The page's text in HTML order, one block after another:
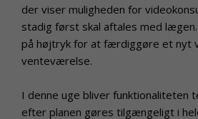
der viser muligheden for
stadig først skal aftales med
på højtryk for at færdiggøre et nyt
venteværelse.
I denne uge bliver
efter planen gøres tilgængeligt i